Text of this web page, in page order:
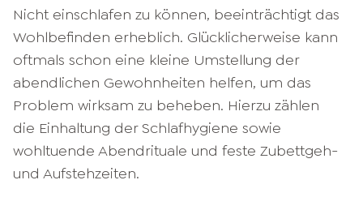
Nicht einschlafen zu können, beeinträchtigt das
Wohlbefinden erheblich. Glücklicherweise kann
oftmals schon eine kleine Umstellung der
abendlichen Gewohnheiten helfen, um das
Problem wirksam zu beheben. Hierzu zählen
die Einhaltung der Schlafhygiene sowie
wohltuende Abendrituale und feste Zubettgeh-
und Aufstehzeiten.